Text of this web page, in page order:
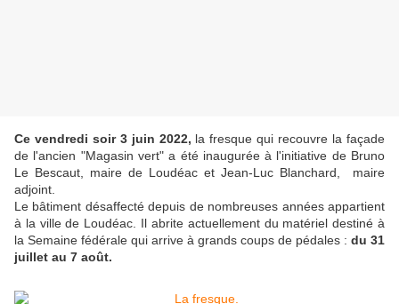
Ce vendredi soir 3 juin 2022, la fresque qui recouvre la façade
de l'ancien "Magasin vert" a été inaugurée à l'initiative de Bruno
Le Bescaut, maire de Loudéac et Jean-Luc Blanchard, maire
adjoint.
Le bâtiment désaffecté depuis de nombreuses années appartient
à la ville de Loudéac. Il abrite actuellement du matériel destiné à
la Semaine fédérale qui arrive à grands coups de pédales : du 31
juillet au 7 août.